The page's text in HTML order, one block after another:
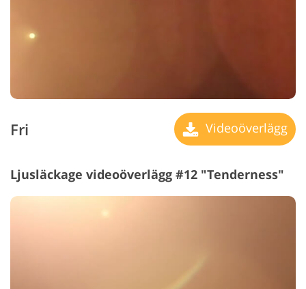
Fri Videoöverlägg
Ljusläckage videoöverlägg #12 "Tenderness"